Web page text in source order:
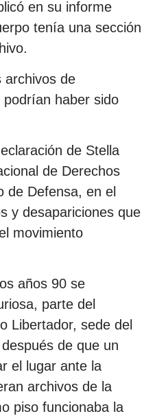
en su informe
tenía una sección
archivos de
podrían haber sido
de Stella
de Derechos
de Defensa, en el
y desapariciones que
movimiento
años 90 se
parte del
Libertador, sede del
de que un
el lugar ante la
archivos de la
piso funcionaba la